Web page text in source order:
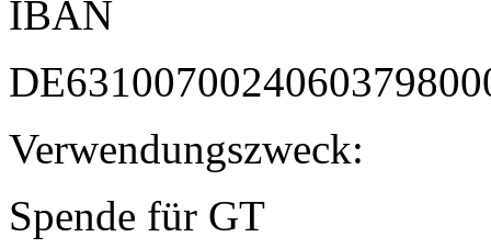
IBAN
Verwendungszweck:
Spende für GT